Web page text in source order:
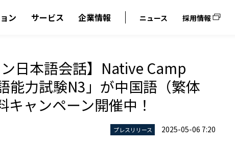
ン サービス 企業情報 ニュース 採用情報
ン日本語会話】Native Camp
能力試験N3」が中国語（繁体
ャンペーン開催中！
プレスリリース 2025-05-06 7:20